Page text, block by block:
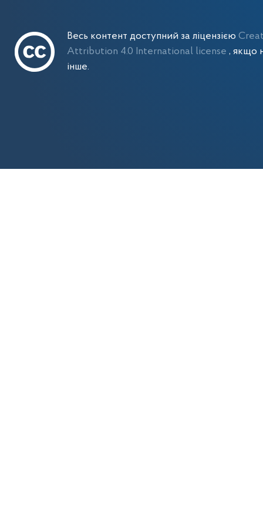
Весь контент доступний за ліцензією
Attribution 4.0 International license, якщо
інше.